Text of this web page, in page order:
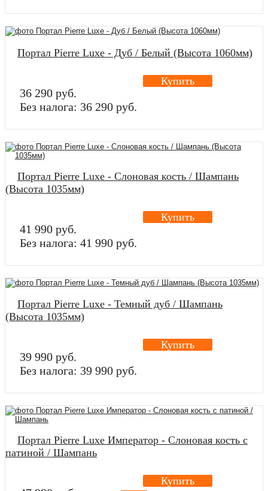
Портал Pierre Luxe - Дуб / Белый (Высота 1060мм)
36 290 руб.
Без налога: 36 290 руб.
Купить
Портал Pierre Luxe - Слоновая кость / Шампань
(Высота 1035мм)
41 990 руб.
Без налога: 41 990 руб.
Купить
Портал Pierre Luxe - Темный дуб / Шампань
(Высота 1035мм)
39 990 руб.
Без налога: 39 990 руб.
Купить
Портал Pierre Luxe Император - Слоновая кость с
патиной / Шампань
Купить